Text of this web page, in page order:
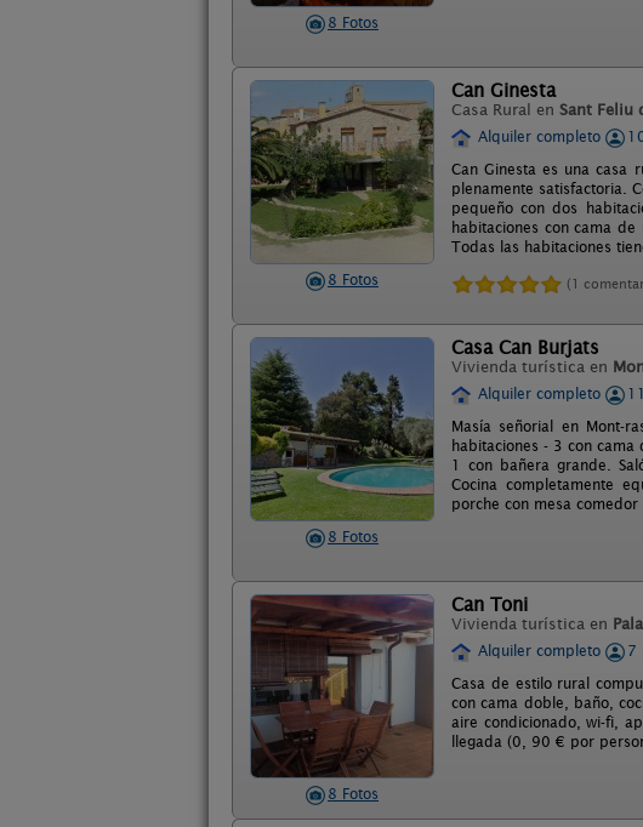
8 Fotos
8 Fotos
Can Ginesta
Casa Rural en Sant Feliu
Alquiler completo
Can Ginesta es una casa
plenamente satisfactoria.
pequeño con dos
habitaciones con cama
Todas las habitaciones
(1
8 Fotos
Casa Can Burjats
Vivienda turística en
Alquiler completo
Masía señorial en Mont-
habitaciones - 3 con
1 con bañera grande.
Cocina completamente
porche con mesa
8 Fotos
Can Toni
Vivienda turística en
Alquiler completo
7
Casa de estilo rural
con cama doble, baño,
aire condicionado, wi-fi,
llegada (0, 90 € por